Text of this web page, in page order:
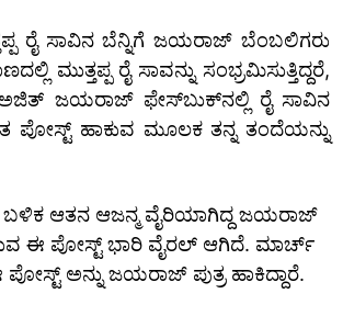
ರೈ ಸಾವಿನ ಬೆನ್ನಿಗೆ ಜಯರಾಜ್ ಬೆಂಬಲಿಗರು
ಮುತ್ತಪ್ಪ ರೈ ಸಾವನ್ನು ಸಂಭ್ರಮಿಸುತ್ತಿದ್ದರೆ,
ಜಯರಾಜ್ ಫೇಸ್‌ಬುಕ್‌ನಲ್ಲಿ ರೈ ಸಾವಿನ
ಪೋಸ್ಟ್ ಹಾಕುವ ಮೂಲಕ ತನ್ನ ತಂದೆಯನ್ನು
ಬಳಿಕ ಆತನ ಆಜನ್ಮ ವೈರಿಯಾಗಿದ್ದ ಜಯರಾಜ್
ಈ ಪೋಸ್ಟ್ ಭಾರಿ ವೈರಲ್ ಆಗಿದೆ. ಮಾರ್ಚ್
ಪೋಸ್ಟ್ ಅನ್ನು ಜಯರಾಜ್ ಪುತ್ರ ಹಾಕಿದ್ದಾರೆ.